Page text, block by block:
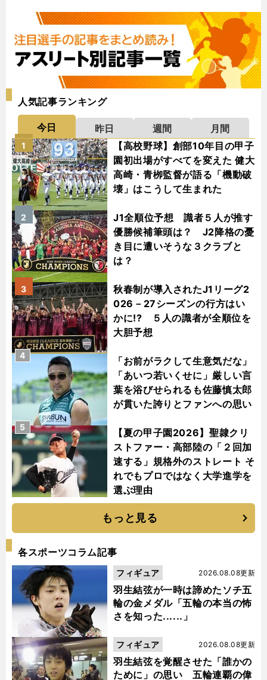
人気記事ランキング
今日 昨日 週間
月間
【高校野球】創部10年目の甲子
園初出場がすべてを変えた 健大
高崎・青栁監督が語る「機動破
壊」はこうして生まれた
1
J1全順位予想 識者５人が推す
優勝候補筆頭は？ J2降格の憂
き目に遭いそうな３クラブと
は？
2
秋春制が導入されたJ1リーグ2
026－27シーズンの行方はい
かに!? ５人の識者が全順位を
大胆予想
3
「お前がラクして生意気だな」
「あいつ若いくせに」厳しい言
葉を浴びせられるも佐藤慎太郎
が貫いた誇りとファンへの思い
4
【夏の甲子園2026】聖隷クリ
ストファー・高部陸の「２回加
速する」規格外のストレート そ
れでもプロではなく大学進学を
選ぶ理由
5
もっと見る
各スポーツコラム記事
羽生結弦が一時は諦めたソチ五
輪の金メダル「五輪の本当の怖
さを知った......」
2026.08.08更新
フィギュア
羽生結弦を覚醒させた「誰かの
ために」の思い 五輪連覇の偉
2026.08.08更新
フィギュア